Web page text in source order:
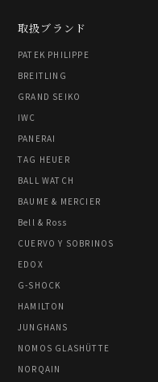
取扱ブランド
PATEK PHILIPPE
BREITLING
GRAND SEIKO
IWC
PANERAI
TAG HEUER
BALL WATCH
BAUME & MERCIER
Bell & Ross
CUERVO Y SOBRINOS
EDOX
G-SHOCK
HAMILTON
JUNGHANS
NOMOS GLASHÜTTE
NORQAIN